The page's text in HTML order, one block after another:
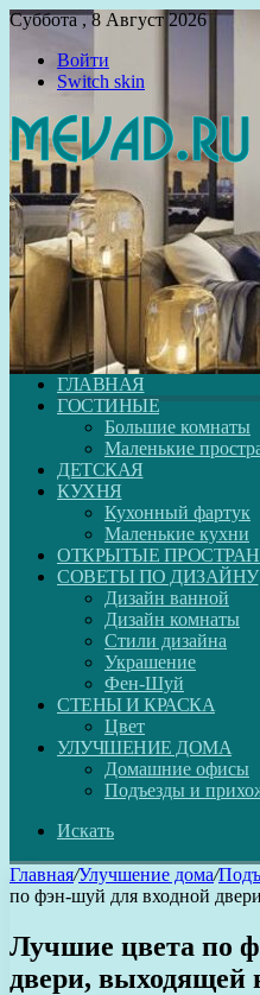
Суббота , 8 Август 2026
Войти
Switch skin
ГЛАВНАЯ
ГОСТИНЫЕ
Большие комнаты
Маленькие
ДЕТСКАЯ
КУХНЯ
Кухонный фартук
Маленькие кухни
ОТКРЫТЫЕ
СОВЕТЫ ПО ДИЗАЙНУ
Дизайн ванной
Дизайн комнаты
Стили дизайна
Украшение
Фен-Шуй
СТЕНЫ И КРАСКА
Цвет
УЛУЧШЕНИЕ ДОМА
Домашние офисы
Подъезды и
Искать
Главная/Улучшение дома/
по фэн-шуй для входной
Лучшие цвета по
двери, выходящей